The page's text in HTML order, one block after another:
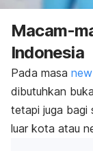
Macam-
Indonesia
Pada masa
dibutuhkan
tetapi juga bagi
luar kota atau